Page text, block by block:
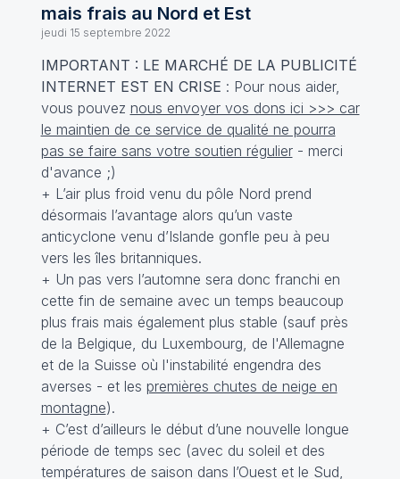
mais frais au Nord et Est
jeudi 15 septembre 2022
IMPORTANT : LE MARCHÉ DE LA PUBLICITÉ
INTERNET EST EN CRISE : Pour nous aider,
vous pouvez nous envoyer vos dons ici >>> car
le maintien de ce service de qualité ne pourra
pas se faire sans votre soutien régulier- merci
d'avance ;)
+ L’air plus froid venu du pôle Nord prend
désormais l’avantage alors qu’un vaste
anticyclone venu d’Islande gonfle peu à peu
vers les îles britanniques.
+ Un pas vers l’automne sera donc franchi en
cette fin de semaine avec un temps beaucoup
plus frais mais également plus stable (sauf près
de la Belgique, du Luxembourg, de l'Allemagne
et de la Suisse où l'instabilité engendra des
averses - et les premières chutes de neige en
montagne).
+ C’est d’ailleurs le début d’une nouvelle longue
période de temps sec (avec du soleil et des
températures de saison dans l’Ouest et le Sud,